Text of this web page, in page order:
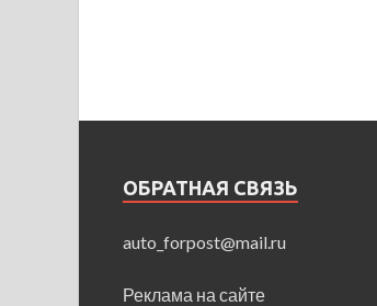
ОБРАТНАЯ СВЯЗЬ
auto_forpost@mail.ru
Реклама на сайте